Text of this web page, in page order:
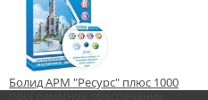
Болид АРМ "Ресурс" плюс 1000
программное обеспечение